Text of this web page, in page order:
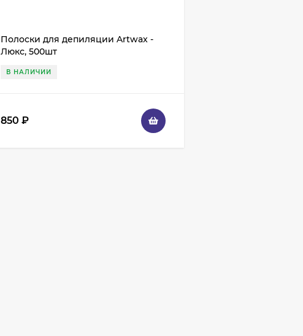
Полоски для депиляции Artwax -
Люкс, 500шт
В НАЛИЧИИ
850 ₽